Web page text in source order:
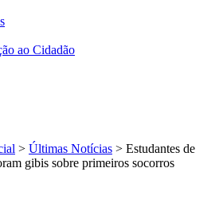
ao Cidadão
> Últimas Notícias > Estudantes de
gibis sobre primeiros socorros